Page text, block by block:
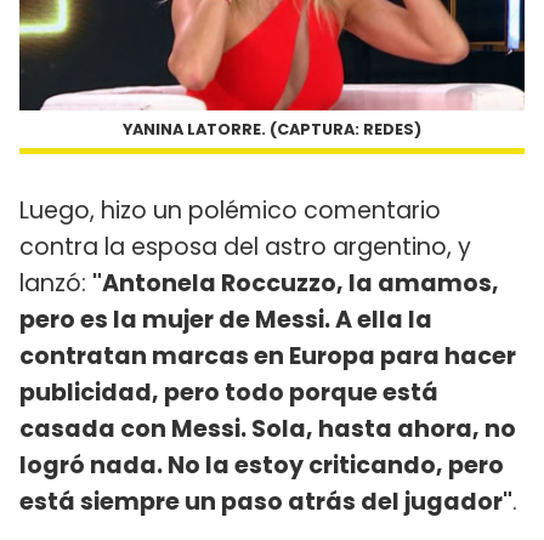
YANINA LATORRE. (CAPTURA: REDES)
Luego, hizo un polémico comentario
contra la esposa del astro argentino, y
lanzó: "Antonela Roccuzzo, la amamos,
pero es la mujer de Messi. A ella la
contratan marcas en Europa para hacer
publicidad, pero todo porque está
casada con Messi. Sola, hasta ahora, no
logró nada. No la estoy criticando, pero
está siempre un paso atrás del jugador".